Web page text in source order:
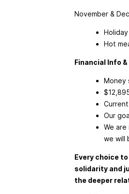
November &
Hot
Financial Info
Money
Our
We
we will
Every choice
solidarity and
the deeper